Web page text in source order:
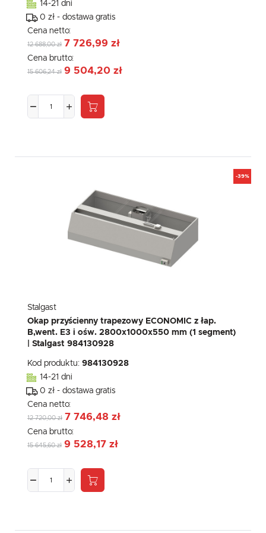
14-21 dni
0 zł - dostawa gratis
Cena netto:
12 688,00 zł 7 726,99 zł
Cena brutto:
15 606,24 zł 9 504,20 zł
-39%
Stalgast
Okap przyścienny trapezowy ECONOMIC z łap.
B,went. E3 i ośw. 2800x1000x550 mm (1 segment)
| Stalgast 984130928
Kod produktu: 984130928
14-21 dni
0 zł - dostawa gratis
Cena netto:
12 720,00 zł 7 746,48 zł
Cena brutto:
15 645,60 zł 9 528,17 zł